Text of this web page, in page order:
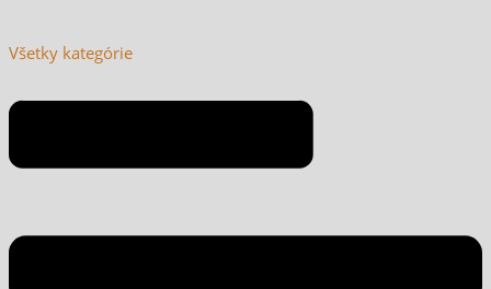
Všetky kategórie